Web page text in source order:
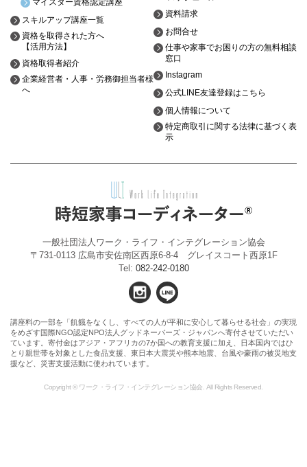
マイスター資格認定講座
スキルアップ講座一覧
資格を取得された方へ
【活用方法】
資格取得者紹介
企業経営者・人事・労務御担当者様
へ
資料請求
お問合せ
仕事や家事でお困りの方の無料相談
窓口
Instagram
公式LINE友達登録はこちら
個人情報について
特定商取引に関する法律に基づく表
示
一般社団法人ワーク・ライフ・インテグレーション協会
〒731-0113 広島市安佐南区西原6-8-4 グレイスコート西原1F
Tel: 082-242-0180
講座料の一部を「飢餓をなくし、すべての人が平和に安心して暮らせる社会」の実現
をめざす国際NGO認定NPO法人グッドネーバーズ・ジャパンへ寄付させていただい
ています。寄付金はアジア・アフリカの7か国への教育支援に加え、日本国内ではひ
とり親世帯を対象とした食品支援、東日本大震災や熊本地震、台風や豪雨の被災地支
援など、災害支援活動に使われています。
Copyright © ワーク・ライフ・インテグレーション協会. All Rights Reserved.